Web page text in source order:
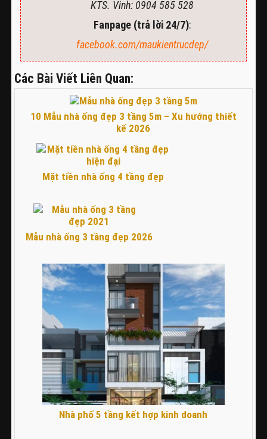
KTS. Vinh: 0904 585 528
Fanpage (trả lời 24/7):
facebook.com/maukientrucdep/
Các Bài Viết Liên Quan:
10 Mẫu nhà ống đẹp 3 tầng 5m – Xu hướng thiết
kế 2026
Mặt tiền nhà ống 4 tầng đẹp
Mẫu nhà ống 3 tầng đẹp 2026
Nhà phố 5 tầng kết hợp kinh doanh